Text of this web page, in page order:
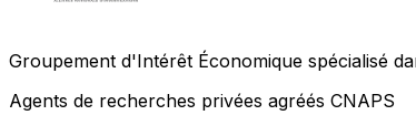
Groupement d'Intérêt Économique spécialisé
Agents de recherches privées agréés CNAPS